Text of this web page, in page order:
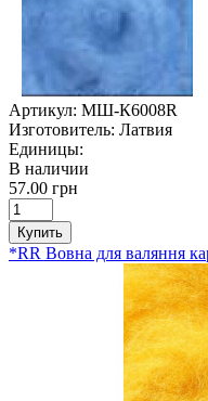
Артикул: МШ-К6008R
Изготовитель: Латвия
Единицы:
В наличии
57.00 грн
Купить
*RR Вовна для валяння